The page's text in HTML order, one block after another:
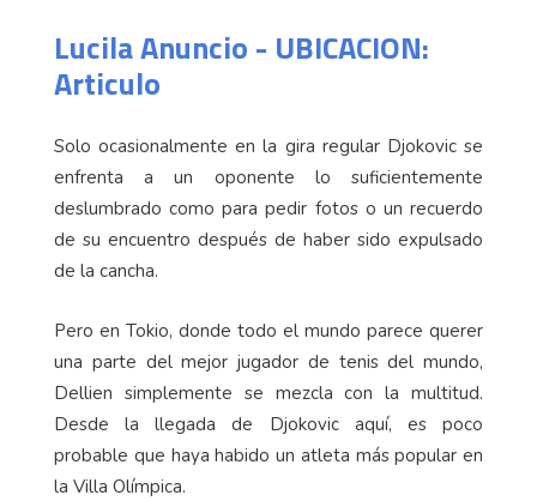
Lucila Anuncio - UBICACION:
Articulo
Solo ocasionalmente en la gira regular Djokovic se
enfrenta a un oponente lo suficientemente
deslumbrado como para pedir fotos o un recuerdo
de su encuentro después de haber sido expulsado
de la cancha.
Pero en Tokio, donde todo el mundo parece querer
una parte del mejor jugador de tenis del mundo,
Dellien simplemente se mezcla con la multitud.
Desde la llegada de Djokovic aquí, es poco
probable que haya habido un atleta más popular en
la Villa Olímpica.